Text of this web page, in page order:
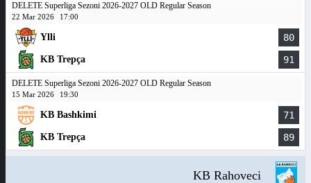
DELETE Superliga Sezoni 2026-2027 OLD Regular Season
22 Mar 2026 17:00
Ylli 80
KB Trepça 91
DELETE Superliga Sezoni 2026-2027 OLD Regular Season
15 Mar 2026 19:30
KB Bashkimi 71
KB Trepça 89
KB Rahoveci